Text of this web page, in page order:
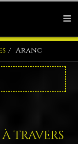
Aranc
à travers